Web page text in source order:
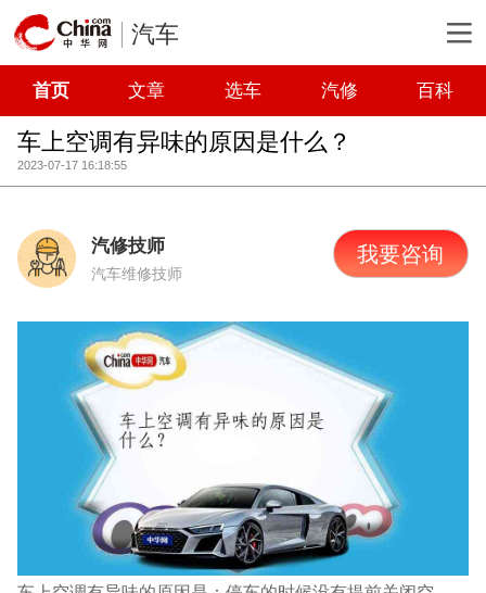
汽车
首页 文章 选车 汽修 百科
车上空调有异味的原因是什么？
2023-07-17 16:18:55
汽修技师
汽车维修技师
我要咨询